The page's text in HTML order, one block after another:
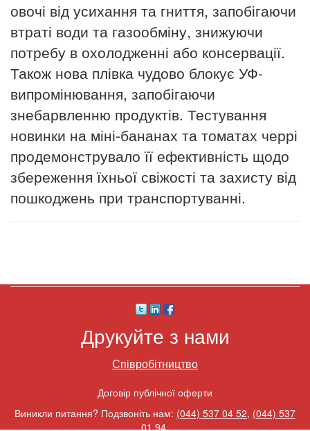
овочі від усихання та гниття, запобігаючи
втраті води та газообміну, знижуючи
потребу в охолодженні або консервації.
Також нова плівка чудово блокує УФ-
випромінювання, запобігаючи
знебарвленню продуктів. Тестування
новинки на міні-бананах та томатах черрі
продемонструвало її ефективність щодо
збереження їхньої свіжості та захисту від
пошкоджень при транспортуванні.
Друкуйте з нами
Співробітництво
Договір публічної оферти
Виникли питання? Подзвоніть нам: (044) 537 04 52, (044) 537
01 94.